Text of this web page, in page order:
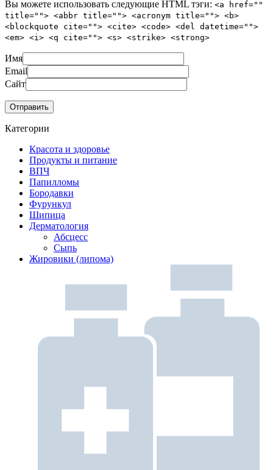
Вы можете использовать следующие HTML тэги: <a href=""
title=""> <abbr title=""> <acronym title=""> <b>
<blockquote cite=""> <cite> <code> <del datetime="">
<em> <i> <q cite=""> <s> <strike> <strong>
Имя
Email
Сайт
Категории
Красота и здоровье
Продукты и питание
ВПЧ
Папилломы
Бородавки
Фурункул
Шипица
Дерматология
Абсцесс
Сыпь
Жировики (липома)